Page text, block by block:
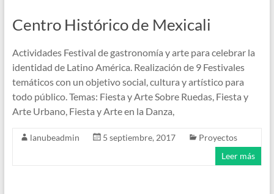
Centro Histórico de Mexicali
Actividades Festival de gastronomía y arte para celebrar la
identidad de Latino América. Realización de 9 Festivales
temáticos con un objetivo social, cultura y artístico para
todo público. Temas: Fiesta y Arte Sobre Ruedas, Fiesta y
Arte Urbano, Fiesta y Arte en la Danza,
lanubeadmin 5 septiembre, 2017
Proyectos
Leer más